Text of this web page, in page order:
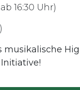
16:30 Uhr)
musikalische